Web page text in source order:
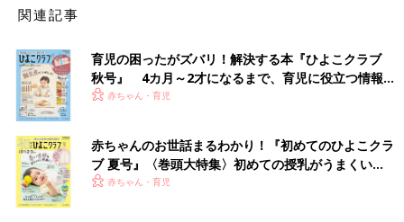
関連記事
育児の困ったがズバリ！解決する本『ひよこクラブ
秋号』 4カ月～2才になるまで、育児に役立つ情報が
いっぱい！
赤ちゃん・育児
赤ちゃんのお世話まるわかり！『初めてのひよこクラ
ブ 夏号』〈巻頭大特集〉初めての授乳がうまくい
く！ おっぱい・ミルクの基本と夏のトラブル 解決テ
赤ちゃん・育児